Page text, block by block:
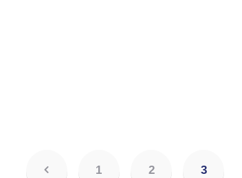
PAGE
1 PAGE
2 PAGE
3